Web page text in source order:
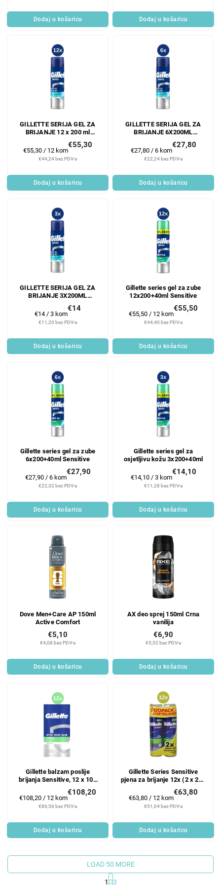
Dodaj u košaricu Dodaj u košaricu
GILLETTE SERIJA GEL ZA
BRIJANJE 12 x 200 ml
SENSITIVE COOL
€44,24 bez PDV-a
€55,30
Mjerenje
cijene:
€55,30 / 12 kom
Dodaj u košaricu
GILLETTE SERIJA GEL ZA
BRIJANJE 6X200ML
SENSITIVE COOL
€22,24 bez PDV-a
€27,80
Mjerenje
cijene:
€27,80 / 6 kom
Dodaj u košaricu
GILLETTE SERIJA GEL ZA
BRIJANJE 3X200ML
€11,20 bez PDV-a
€14
Mjerenje
cijene:
€14 / 3 kom
Dodaj u košaricu
Gillette series gel za zube
12x200+40ml Sensitive
€44,40 bez PDV-a
€55,50
Mjerenje
cijene:
€55,50 / 12 kom
Dodaj u košaricu
Gillette series gel za zube
6x200+40ml Sensitive
€22,32 bez PDV-a
€27,90
Mjerenje
cijene:
€27,90 / 6 kom
Dodaj u košaricu
Gillette series gel za
osjetljivu kožu 3x200+40ml
€11,28 bez PDV-a
€14,10
Mjerenje
cijene:
€14,10 / 3 kom
Dodaj u košaricu
Dove Men+Care AP 150ml
Active Comfort
€4,08 bez PDV-a
€5,10
Dodaj u košaricu
AX deo sprej 150ml Crna
vanilija
€5,52 bez PDV-a
€6,90
Dodaj u košaricu
Gillette balzam poslije
brijanja Sensitive, 12 x 100
€86,56 bez PDV-a
€108,20
Mjerenje
€108,20 / 12 kom
Dodaj u košaricu
Gillette Series Sensitive
pjena za brijanje 12x (2 x 200
€51,04 bez PDV-a
€63,80
Mjerenje
cijene:
€63,80 / 12 kom
Dodaj u košaricu
LOAD 50 MORE
1
3